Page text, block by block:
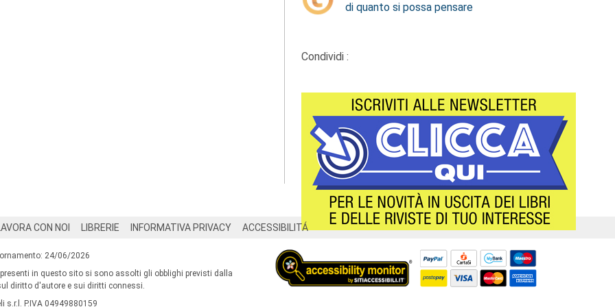
di quanto si possa pensare
Condividi :
CON NOI LIBRERIE INFORMATIVA PRIVACY ACCESSIBILITÁ
24/06/2026
presenti in questo sito si sono assolti gli obblighi previsti dalla
diritto d'autore e sui diritti connessi.
s.r.l. P.IVA 04949880159